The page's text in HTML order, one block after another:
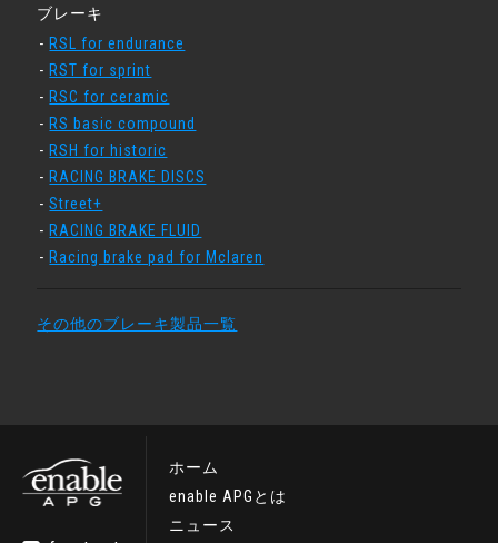
ブレーキ
RSL for endurance
RST for sprint
RSC for ceramic
RS basic compound
RSH for historic
RACING BRAKE DISCS
Street+
RACING BRAKE FLUID
Racing brake pad for Mclaren
その他のブレーキ製品一覧
ホーム
enable APGとは
ニュース